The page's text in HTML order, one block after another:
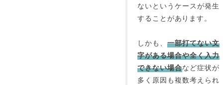
ないというケースが発生
することがあります。
しかも、一部打てない文
字がある場合や全く入力
できない場合など症状が
多く原因も複数考えられ